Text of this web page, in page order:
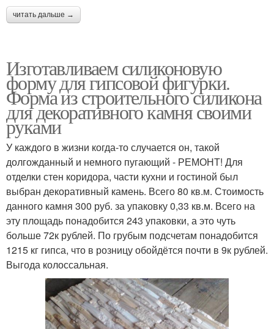
читать дальше →
Изготавливаем силиконовую
форму для гипсовой фигурки.
Форма из строительного силикона
для декоративного камня своими
руками
У каждого в жизни когда-то случается он, такой
долгожданный и немного пугающий - РЕМОНТ! Для
отделки стен коридора, части кухни и гостиной был
выбран декоративный камень. Всего 80 кв.м. Стоимость
данного камня 300 руб. за упаковку 0,33 кв.м. Всего на
эту площадь понадобится 243 упаковки, а это чуть
больше 72к рублей. По грубым подсчетам понадобится
1215 кг гипса, что в розницу обойдётся почти в 9к рублей.
Выгода колоссальная.